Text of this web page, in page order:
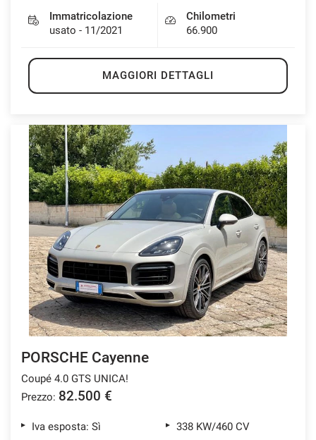
Immatricolazione
usato - 11/2021
Chilometri
66.900
MAGGIORI DETTAGLI
PORSCHE Cayenne
Coupé 4.0 GTS UNICA!
Prezzo: 82.500 €
Iva esposta: Sì
338 KW/460 CV